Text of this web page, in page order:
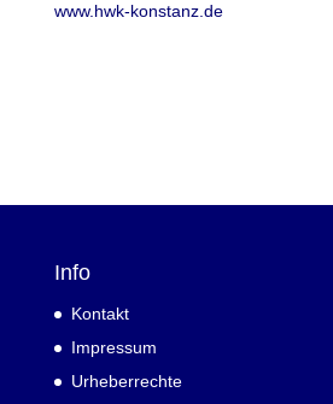
www.hwk-konstanz.de
Info
Kontakt
Impressum
Urheberrechte